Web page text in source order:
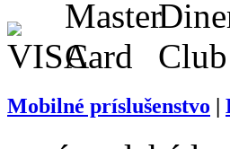
Mobilné príslušenstvo